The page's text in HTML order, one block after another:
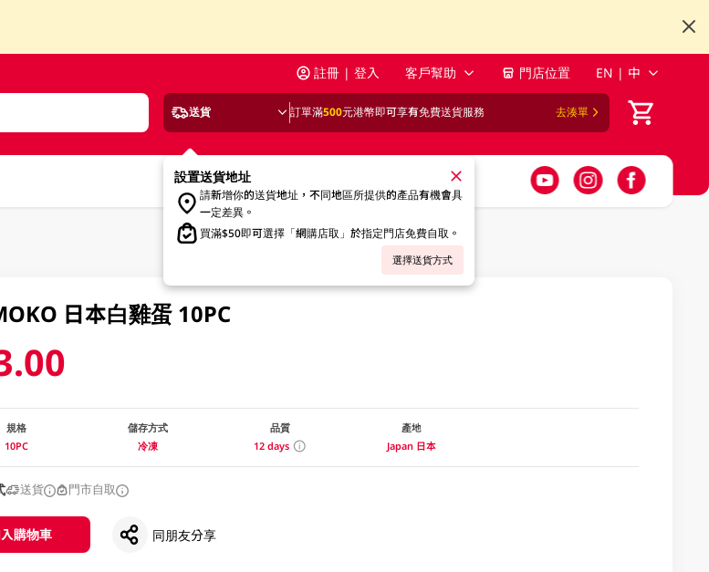
註冊 | 登入 客戶幫助 門店位置 EN | 中
送貨 訂單滿500元港幣即可享有免費送貨服務 去湊單
設置送貨地址
請新增你的送貨地址，不同地區所提供的產品有機會具
一定差異。
買滿$50即可選擇「網購店取」於指定門店免費自取。
選擇送貨方式
日本白雞蛋 10PC
規格
10PC
儲存方式
冷凍
品質
12 days
產地
Japan 日本
送貨 門市自取
購物車 同朋友分享